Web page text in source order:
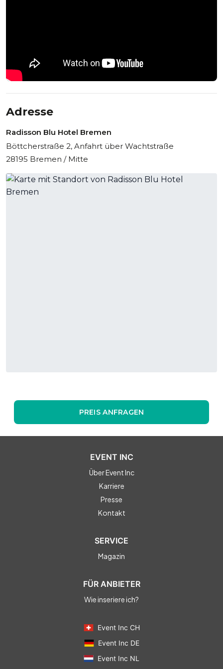
Adresse
Radisson Blu Hotel Bremen
Böttcherstraße 2, Anfahrt über Wachtstraße
28195 Bremen / Mitte
PREIS ANFRAGEN
EVENT INC
Über Event Inc
Karriere
Presse
Kontakt
SERVICE
Magazin
FÜR ANBIETER
Wie inseriere ich?
Event Inc CH
Event Inc DE
Event Inc NL